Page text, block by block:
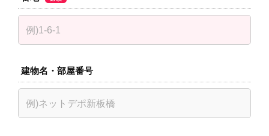
建物名・部屋番号